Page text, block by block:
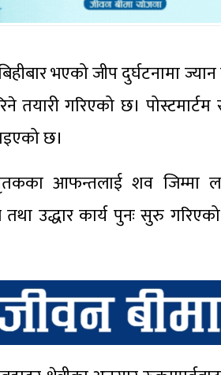
भएको जीप दुर्घटनामा
तयारी गरिएको छ।
छ।
आफन्तलाई शव जिम्मा
उद्धार कार्य पुनः सुरु